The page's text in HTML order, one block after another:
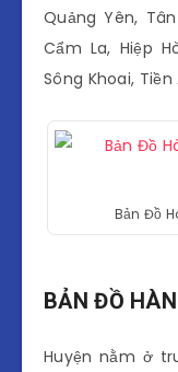
Quảng Yên,
Cẩm La, Hiệp
Sông Khoai, Tiền
Bản Đồ
BẢN ĐỒ
Huyện nằm ở